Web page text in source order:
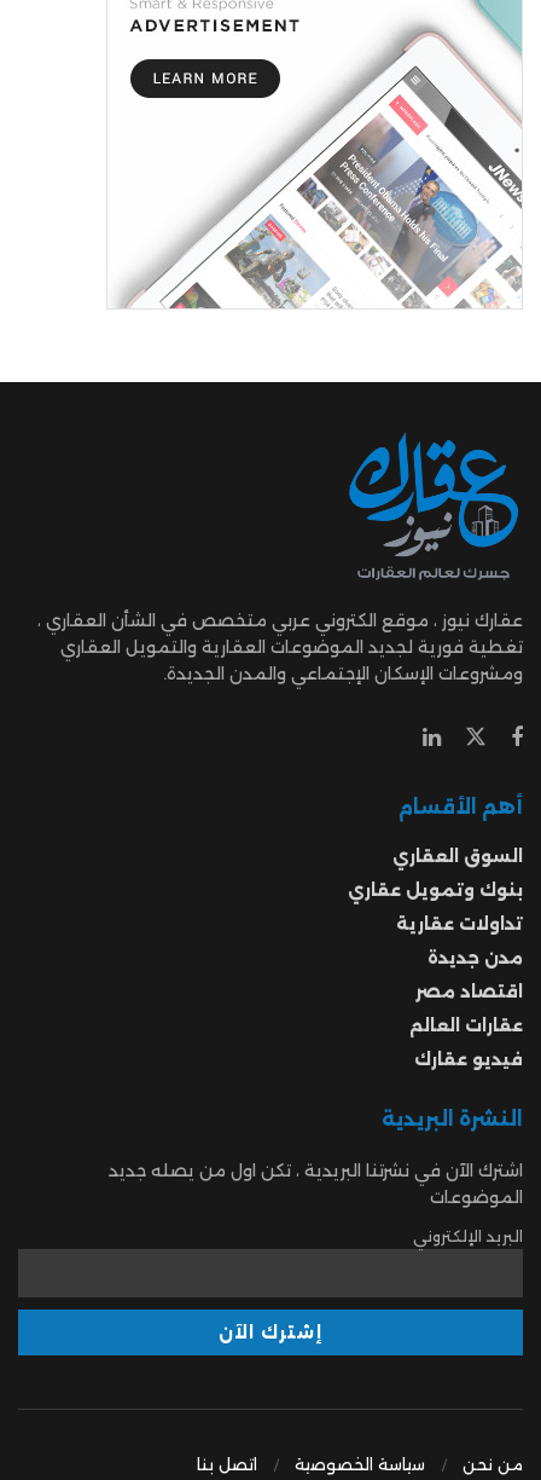
عقارك نيوز ، موقع الكتروني عربي متخصص في الشأن العقاري ،
تغطية فورية لجديد الموضوعات العقارية والتمويل العقاري
ومشروعات الإسكان الإجتماعي والمدن الجديدة.
أهم الأقسام
السوق العقاري
بنوك وتمويل عقاري
تداولات عقارية
مدن جديدة
اقتصاد مصر
عقارات العالم
فيديو عقارك
النشرة البريدية
اشترك الآن في نشرتنا البريدية ، تكن اول من يصله جديد
الموضوعات
البريد الإلكتروني
من نحن سياسة الخصوصية اتصل بنا